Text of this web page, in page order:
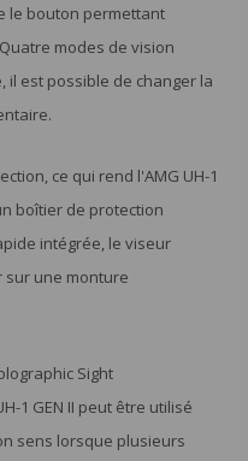
le bouton permettant
modes de vision
il est possible de changer la
ce qui rend l'AMG UH-1
boîtier de protection
intégrée, le viseur
sur une monture
Sight
1 GEN II peut être utilisé
sens lorsque plusieurs